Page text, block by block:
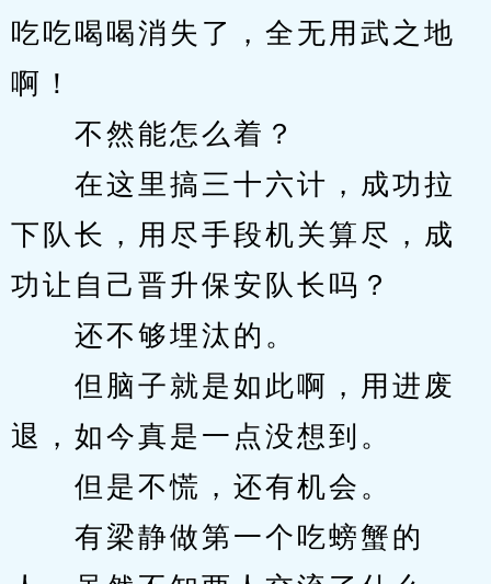
吃吃喝喝消失了，全无用武之地
啊！
不然能怎么着？
在这里搞三十六计，成功拉
下队长，用尽手段机关算尽，成
功让自己晋升保安队长吗？
还不够埋汰的。
但脑子就是如此啊，用进废
退，如今真是一点没想到。
但是不慌，还有机会。
有梁静做第一个吃螃蟹的